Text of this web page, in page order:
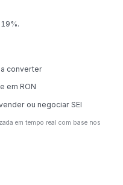
converter
em RON
ou negociar SEI
em tempo real com base nos